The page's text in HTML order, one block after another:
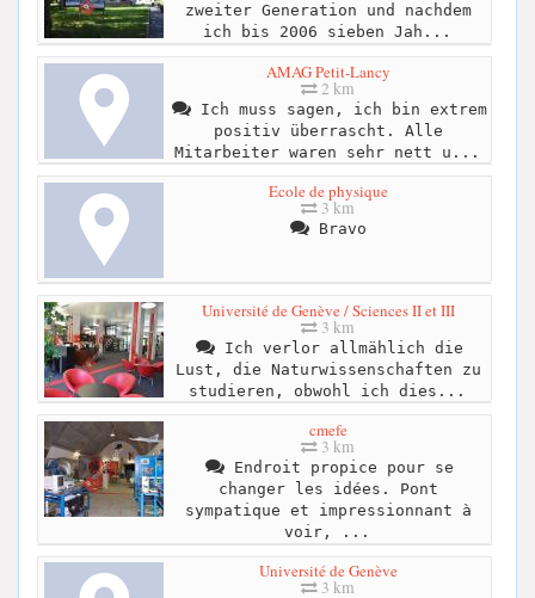
zweiter Generation und nachdem
ich bis 2006 sieben Jah...
AMAG Petit-Lancy
2 km
Ich muss sagen, ich bin extrem
positiv überrascht. Alle
Mitarbeiter waren sehr nett u...
Ecole de physique
3 km
Bravo
Université de Genève / Sciences II et III
3 km
Ich verlor allmählich die
Lust, die Naturwissenschaften zu
studieren, obwohl ich dies...
cmefe
3 km
Endroit propice pour se
changer les idées. Pont
sympatique et impressionnant à
voir, ...
Université de Genève
3 km